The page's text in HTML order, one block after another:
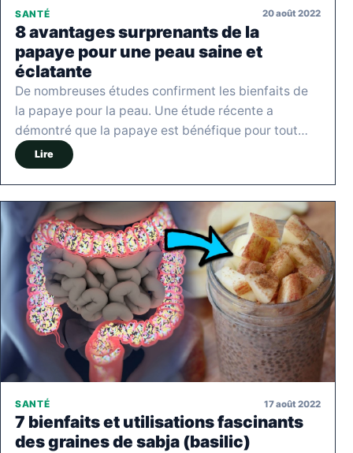
SANTÉ 20 août 2022
8 avantages surprenants de la
papaye pour une peau saine et
éclatante
De nombreuses études confirment les bienfaits de
la papaye pour la peau. Une étude récente a
démontré que la papaye est bénéfique pour tout…
Lire
SANTÉ 17 août 2022
7 bienfaits et utilisations fascinants
des graines de sabja (basilic)